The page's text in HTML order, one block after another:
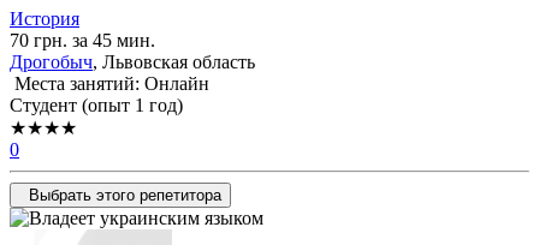
История
70 грн. за 45 мин.
Дрогобыч, Львовская область
Места занятий: Онлайн
Cтудент (опыт 1 год)
★★★★
0
Выбрать этого репетитора